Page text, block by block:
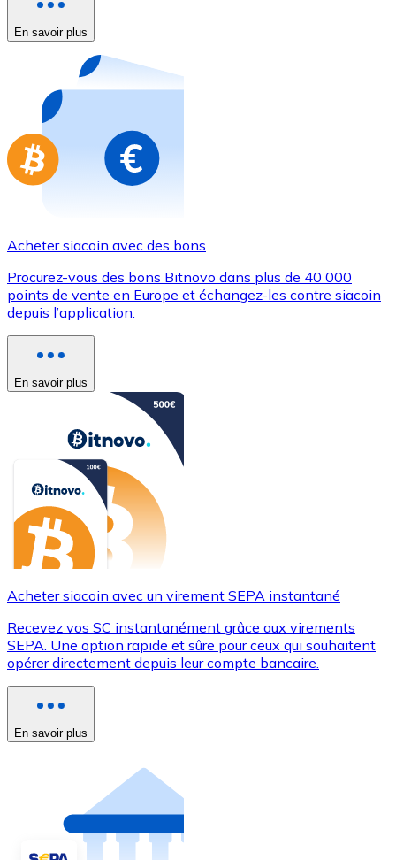
Nouveau
Achetez des cartes-cadeaux de vos marques
Aller à la boutique de cartes-cadeaux
En savoir plus
Acheter siacoin avec des bons
Procurez-vous des bons Bitnovo dans plus de 40 000
points de vente en Europe et échangez-les contre siacoin
depuis l’application.
En savoir plus
Acheter siacoin avec un virement SEPA instantané
Recevez vos SC instantanément grâce aux virements
SEPA. Une option rapide et sûre pour ceux qui souhaitent
opérer directement depuis leur compte bancaire.
En savoir plus